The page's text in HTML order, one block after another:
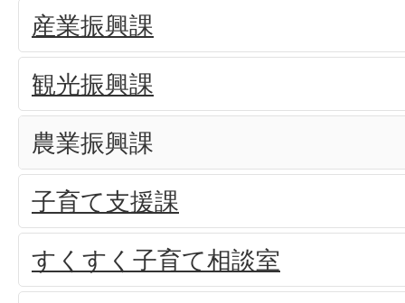
産業振興課
観光振興課
農業振興課
子育て支援課
すくすく子育て相談室